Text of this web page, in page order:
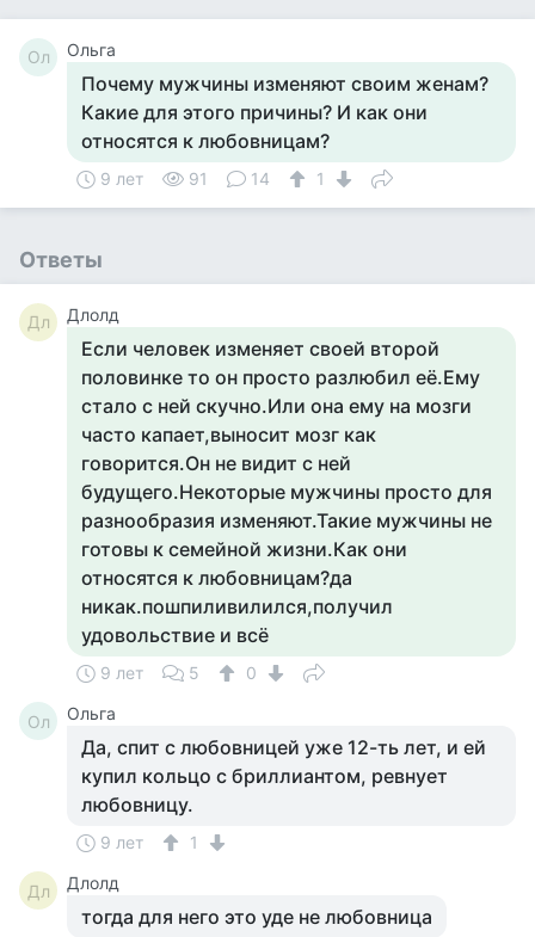
Ол Ольга
Почему мужчины изменяют своим женам?
Какие для этого причины? И как они
относятся к любовницам?
9 лет 91 14 1
Ответы
Дл Длолд
Если человек изменяет своей второй
половинке то он просто разлюбил её.Ему
стало с ней скучно.Или она ему на мозги
часто капает,выносит мозг как
говорится.Он не видит с ней
будущего.Некоторые мужчины просто для
разнообразия изменяют.Такие мужчины не
готовы к семейной жизни.Как они
относятся к любовницам?да
никак.пошпиливилился,получил
удовольствие и всё
9 лет 5 0
Ол Ольга
Да, спит с любовницей уже 12-ть лет, и ей
купил кольцо с бриллиантом, ревнует
любовницу.
9 лет 1
Дл Длолд
тогда для него это уде не любовница